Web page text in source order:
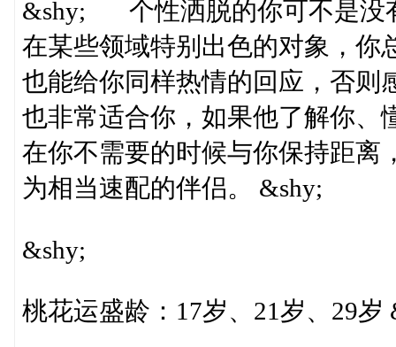
&shy; 个性洒脱的你可不是没
在某些领域特别出色的对象，你
也能给你同样热情的回应，否则
也非常适合你，如果他了解你、
在你不需要的时候与你保持距离
为相当速配的伴侣。 &shy;
&shy;
桃花运盛龄：17岁、21岁、29岁